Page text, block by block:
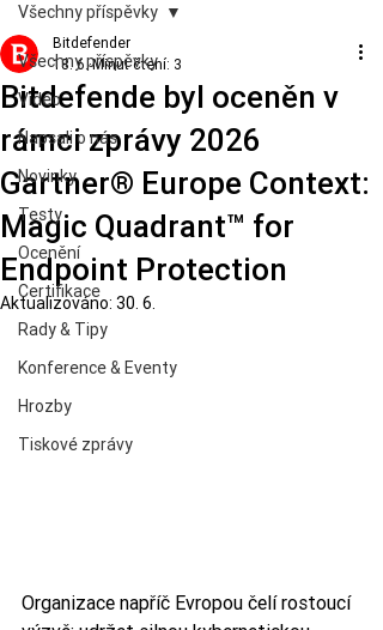
Všechny příspěvky
Video
Napsali o nás
Novinky
Testy
Ocenění
Certifikace
Rady & Tipy
Konference & Eventy
Hrozby
Tiskové zprávy
Všechny příspěvky
Bitdefende byl oceněn v
rámci zprávy 2026
Gartner® Europe Context:
Magic Quadrant™ for
Endpoint Protection
Bitdefender
18. 6. Minut čtení: 3
Aktualizováno: 30. 6.
Organizace napříč Evropou čelí rostoucí